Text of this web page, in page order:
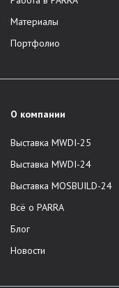
Материалы
Портфолио
О компании
Выставка MWDI-25
Выставка MWDI-24
Выставка MOSBUILD-24
Всё о PARRA
Блог
Новости